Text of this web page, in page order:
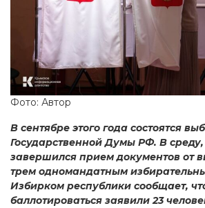
Фото: Автор
В сентябре этого года состоятся
Государственной Думы РФ. В
завершился прием документов от
трем одномандатным
Избирком республики сообщает,
баллотироваться заявили 23